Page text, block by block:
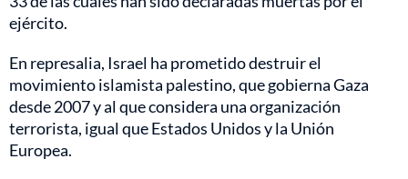
ejército.
En represalia, Israel ha prometido destruir el
movimiento islamista palestino, que gobierna Gaza
desde 2007 y al que considera una organización
terrorista, igual que Estados Unidos y la Unión
Europea.